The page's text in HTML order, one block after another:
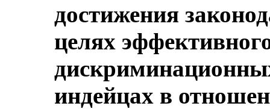
достижения
целях
индейцах в